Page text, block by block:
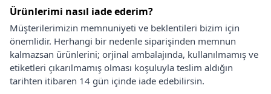
Ürünlerimi nasıl iade ederim?
Müşterilerimizin memnuniyeti ve beklentileri bizim için
önemlidir. Herhangi bir nedenle siparişinden memnun
kalmazsan ürünlerini; orjinal ambalajında, kullanılmamış ve
etiketleri çıkarılmamış olması koşuluyla teslim aldığın
tarihten itibaren 14 gün içinde iade edebilirsin.